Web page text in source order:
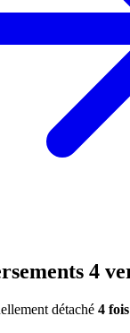
4
détaché 4 fois